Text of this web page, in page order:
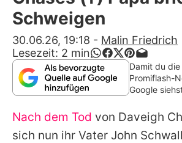
Filme & Serien
Lifestyle
Familie & Liebe
Promiflash
Alle Themen auf
Schweigen
30.06.26, 19:18 - Malin Friedrich
Lesezeit: 2 min
Damit du
Promiflash-
Google
Nach dem Tod von Daveigh
sich nun ihr Vater John